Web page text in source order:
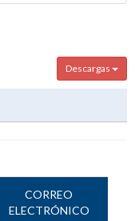
Descargas
CORREO
ELECTRÓNICO